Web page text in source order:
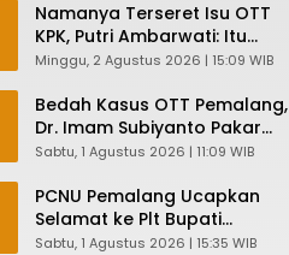
Namanya Terseret Isu OTT
KPK, Putri Ambarwati: Itu
Hanya Kesamaan Nama
Minggu, 2 Agustus 2026 | 15:09 WIB
Bedah Kasus OTT Pemalang,
Dr. Imam Subiyanto Pakar
Hukum Ungkap Teori
Sabtu, 1 Agustus 2026 | 11:09 WIB
PCNU Pemalang Ucapkan
Selamat ke Plt Bupati
Nurkholes: Pemimpin Adalah
Sabtu, 1 Agustus 2026 | 15:35 WIB